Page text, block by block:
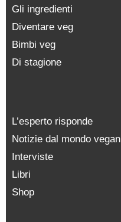
Gli ingredienti
Diventare veg
Bimbi veg
Di stagione
L’esperto risponde
Notizie dal mondo vegan
Interviste
Libri
Shop